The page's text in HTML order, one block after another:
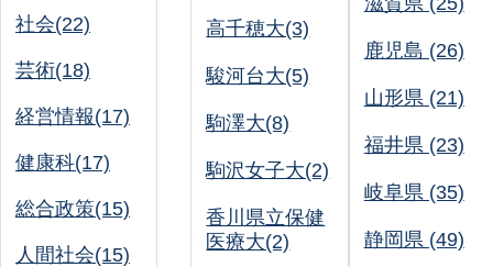
社会(22)
芸術(18)
経営情報(17)
健康科(17)
総合政策(15)
人間社会(15)
高千穂大(3)
駿河台大(5)
駒澤大(8)
駒沢女子大(2)
香川県立保健
医療大(2)
鹿児島 (26)
山形県 (21)
福井県 (23)
岐阜県 (35)
静岡県 (49)